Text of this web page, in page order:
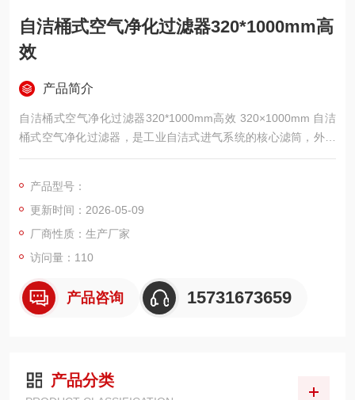
自洁桶式空气净化过滤器320*1000mm高
效
产品简介
自洁桶式空气净化过滤器320*1000mm高效 320×1000mm 自洁
桶式空气净化过滤器，是工业自洁式进气系统的核心滤筒，外径
320mm、高 1000mm，采用梯度滤材 + PTFE 覆膜与宽褶折叠
3–28㎡，适配脉冲反吹自洁，低阻大风量、疏水防粘、快拆免工
具
产品型号：
更新时间：2026-05-09
厂商性质：生产厂家
访问量：110
产品咨询 15731673659
产品分类